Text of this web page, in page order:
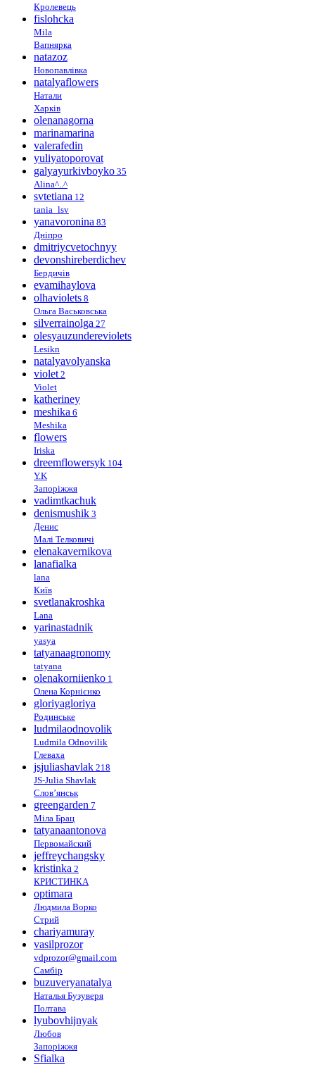
Кролевець
fislohcka
Mila
Вапнярка
natazoz
Новопавлівка
natalyaflowers
Натали
Харків
olenanagorna
marinamarina
valerafedin
yuliyatoporovat
galyayurkivboyko 35
Alina^..^
svtetiana 12
tania_lsv
yanavoronina 83
Дніпро
dmitriycvetochnyy
devonshireberdichev
Бердичів
evamihaylova
olhaviolets 8
Ольга Васьковська
silverrainolga 27
olesyauzundereviolets
Lesikn
natalyavolyanska
violet 2
Violet
katheriney
meshika 6
Meshika
flowers
Iriska
dreemflowersyk 104
Y.K
Запоріжжя
vadimtkachuk
denismushik 3
Денис
Малі Телковичі
elenakavernikova
lanafialka
lana
Київ
svetlanakroshka
Lana
yarinastadnik
yasya
tatyanaagronomy
tatyana
olenakorniienko 1
Олена Корнієнко
gloriyagloriya
Родинське
ludmilaodnovolik
Ludmila Odnovilik
Глеваха
jsjuliashavlak 218
JS-Julia Shavlak
Слов’янськ
greengarden 7
Міла Брац
tatyanaantonova
Первомайский
jeffreychangsky
kristinka 2
КРИСТИНКА
optimara
Людмила Ворко
Стрий
chariyamuray
vasilprozor
vdprozor@gmail.com
Самбір
buzuveryanatalya
Наталья Бузуверя
Полтава
lyubovhijnyak
Любов
Запоріжжя
Sfialka